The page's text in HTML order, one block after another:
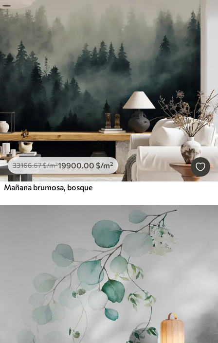
33166.67$/m²19900.00 $/m²
Mañana brumosa, bosque